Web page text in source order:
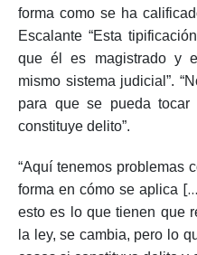
forma como se ha
Escalante “Esta
que él es magistrado y
mismo sistema judicial”.
para que se pueda
constituye delito”.
“Aquí tenemos problemas
forma en cómo se aplica
esto es lo que tienen que
la ley, se cambia, pero lo